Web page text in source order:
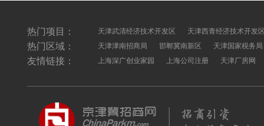
热门项目： 天津武清经济技术开发区 天津西青经济技术开发
热门区域： 天津津南招商局 邯郸冀南新区 天津国家税务局
友情链接： 上海深广创业家园 上海公司注册 天津厂房网